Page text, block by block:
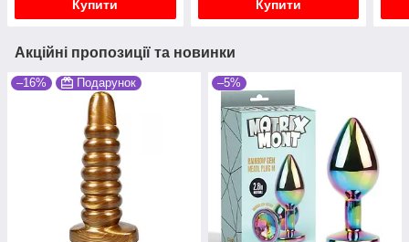
Купити Купити
Акційні пропозиції та новинки
–16% Подарунок –5%